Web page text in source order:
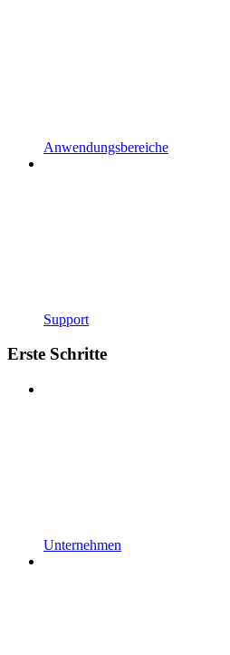
Anwendungsbereiche
Support
Erste Schritte
Unternehmen